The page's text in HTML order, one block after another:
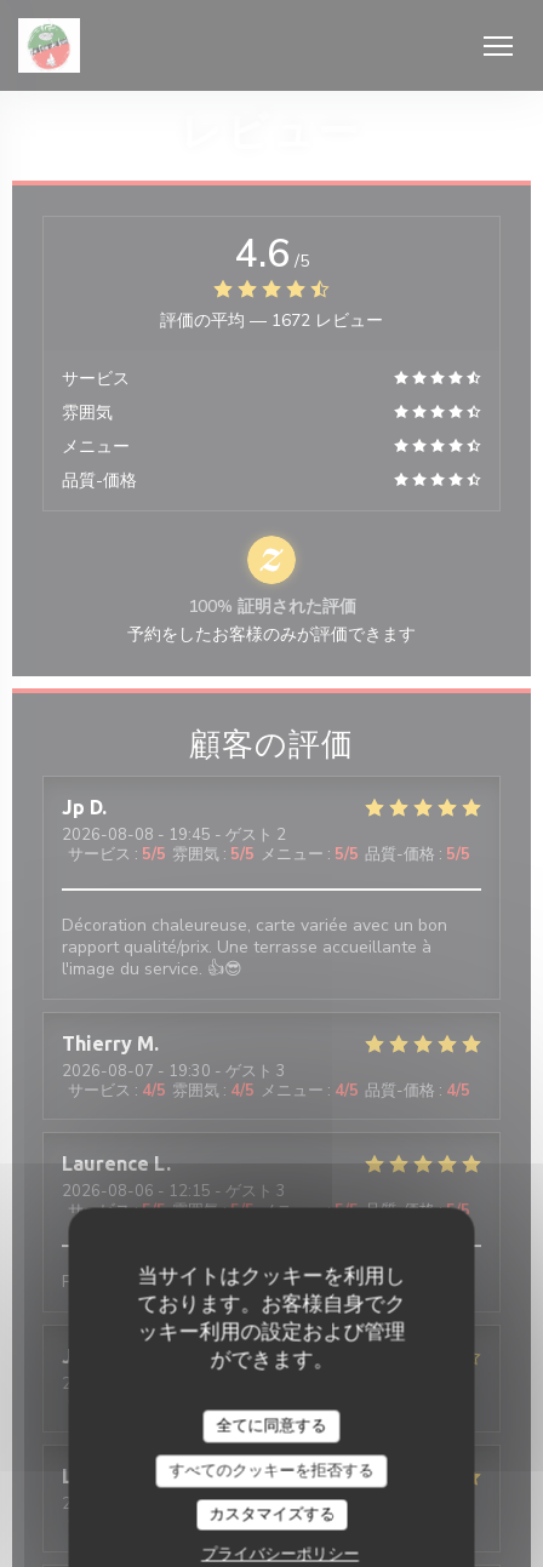
クッキー利用の管理について
当サイトはクッキーを利用し
ております。お客様自身でク
ッキー利用の設定および管理
ができます。
全てに同意する
すべてのクッキーを拒否する
カスタマイズする
プライバシーポリシー
顧客の評価
Jp D
2026-08-08 - 19:45 - ゲスト 2
サービス : 5/5 雰囲気 : 5/5 メニュー : 5/5 品質-価格 : 5/5
Décoration chaleureuse, carte variée avec un bon
rapport qualité/prix. Une terrasse accueillante à
l'image du service. 👍😎
Thierry M
2026-08-07 - 19:30 - ゲスト 3
サービス : 4/5 雰囲気 : 4/5 メニュー : 4/5 品質-価格 : 4/5
Laurence L
2026-08-06 - 12:15 - ゲスト 3
サービス:5/5 雰囲気:5/5 メニュー:5/5 品質-価格:5/5
Parfait
Jean
2026-08-04
Lison
2026-08-03
- 12:30 - ゲスト 2
雰囲気:5/5 メニュー: /5
4.6 /5
評価の平均 — 1672 レビュー
サービス
雰囲気
メニュー
品質-価格
100% 証明された評価
予約をしたお客様のみが評価できます